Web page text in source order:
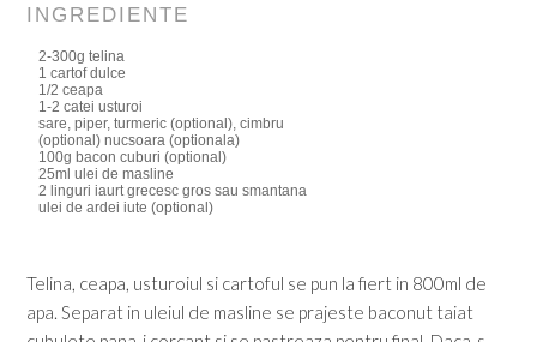
INGREDIENTE
2-300g telina
1 cartof dulce
1/2 ceapa
1-2 catei usturoi
sare, piper, turmeric (optional), cimbru
(optional) nucsoara (optionala)
100g bacon cuburi (optional)
25ml ulei de masline
2 linguri iaurt grecesc gros sau smantana
ulei de ardei iute (optional)
Telina, ceapa, usturoiul si cartoful se pun la fiert in 800ml de
apa. Separat in uleiul de masline se prajeste baconut taiat